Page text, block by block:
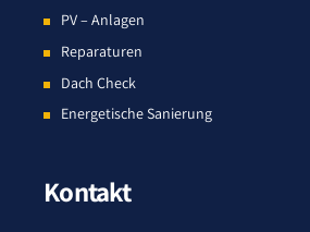
PV – Anlagen
Reparaturen
Dach Check
Energetische Sanierung
Kontakt